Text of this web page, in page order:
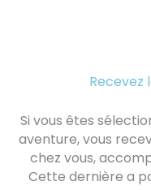
Recevez
Si vous êtes
aventure, vous
chez vous,
Cette dernière a